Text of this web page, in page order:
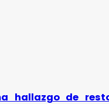
hallazgo de